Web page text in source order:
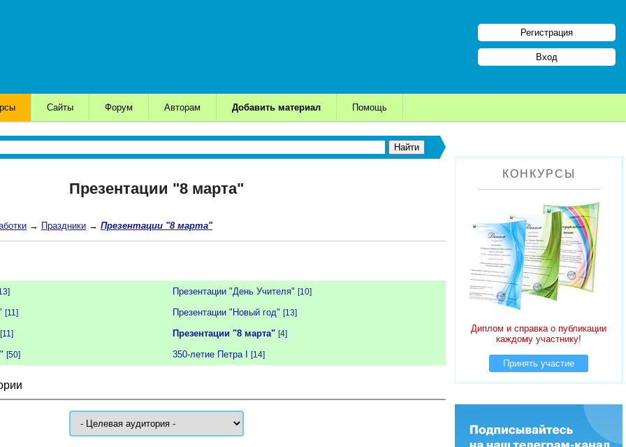
Регистрация
Вход
Сайты Форум Авторам Добавить материал Помощь
Презентации "8 марта"
→ Праздники → Презентации "8 марта"
Презентации "День Учителя" [10]
[11] Презентации "Новый год" [13]
[11] Презентации "8 марта" [4]
[50] 350-летие Петра I [14]
КОНКУРСЫ
Диплом и справка о публикации
каждому участнику!
Принять участие